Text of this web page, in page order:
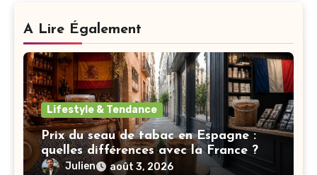
A Lire Également
Lifestyle & Tendance
Prix du seau de tabac en Espagne :
quelles différences avec la France ?
Julien août 3, 2026